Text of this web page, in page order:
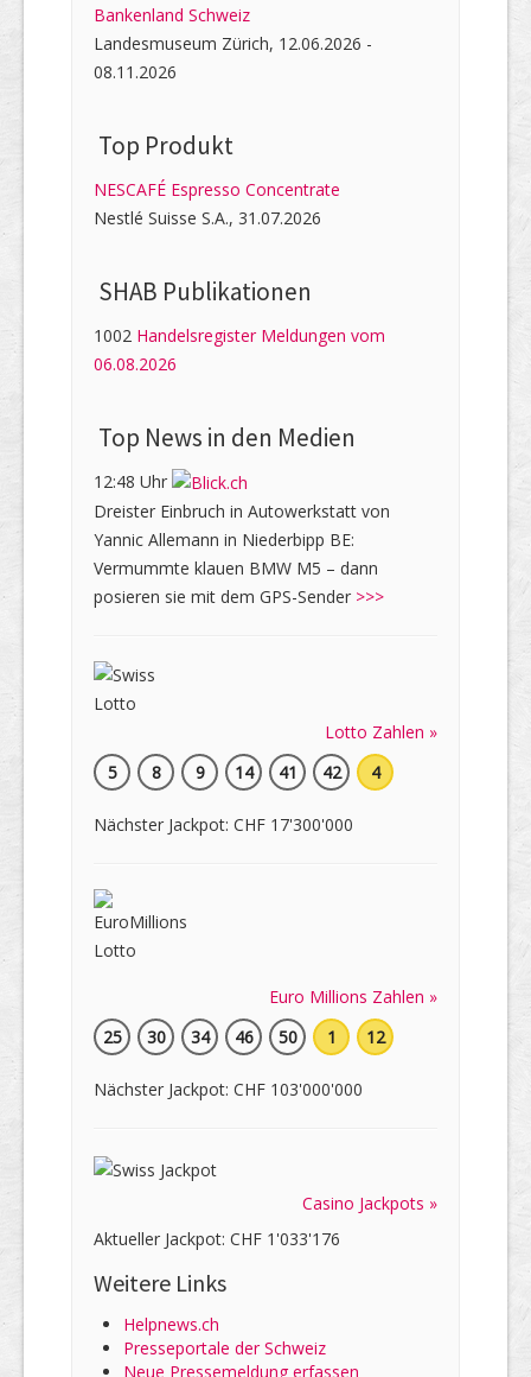
Bankenland Schweiz
Landesmuseum Zürich, 12.06.2026 -
08.11.2026
Top Produkt
NESCAFÉ Espresso Concentrate
Nestlé Suisse S.A., 31.07.2026
SHAB Publi­kati­onen
1002 Handelsregister Meldungen vom
06.08.2026
Top News in den Medien
12:48 Uhr
Dreister Einbruch in Autowerkstatt von
Yannic Allemann in Niederbipp BE:
Vermummte klauen BMW M5 – dann
posieren sie mit dem GPS-Sender >>>
Lotto Zahlen »
5
8 9 14 41 42 4
Nächster Jackpot: CHF 17'300'000
Euro Millions Zahlen »
25
30 34 46 50 1 12
Nächster Jackpot: CHF 103'000'000
Casino Jackpots »
Aktueller Jackpot: CHF 1'033'176
Weitere Links
Helpnews.ch
Presseportale der Schweiz
Neue Pressemeldung erfassen